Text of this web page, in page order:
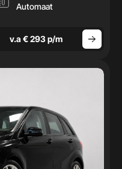
Automaat
v.a € 293 p/m